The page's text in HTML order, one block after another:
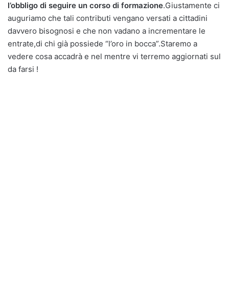
l’obbligo di seguire un corso di formazione.Giustamente ci
auguriamo che tali contributi vengano versati a cittadini
davvero bisognosi e che non vadano a incrementare le
entrate,di chi già possiede “l’oro in bocca”.Staremo a
vedere cosa accadrà e nel mentre vi terremo aggiornati sul
da farsi !